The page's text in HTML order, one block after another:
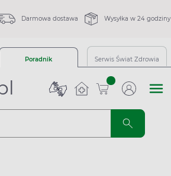
Darmowa dostawa Wysyłka w 24 godziny
Poradnik Serwis Świat Zdrowia
sztuk